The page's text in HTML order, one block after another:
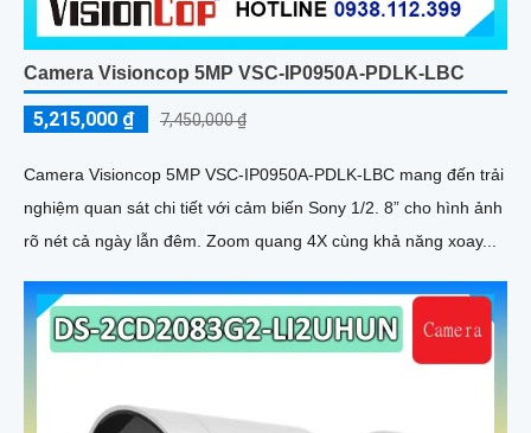
Camera Visioncop 5MP VSC-IP0950A-PDLK-LBC
5,215,000 ₫ 7,450,000 ₫
Camera Visioncop 5MP VSC-IP0950A-PDLK-LBC mang đến trải
nghiệm quan sát chi tiết với cảm biến Sony 1/2. 8” cho hình ảnh
rõ nét cả ngày lẫn đêm. Zoom quang 4X cùng khả năng xoay...